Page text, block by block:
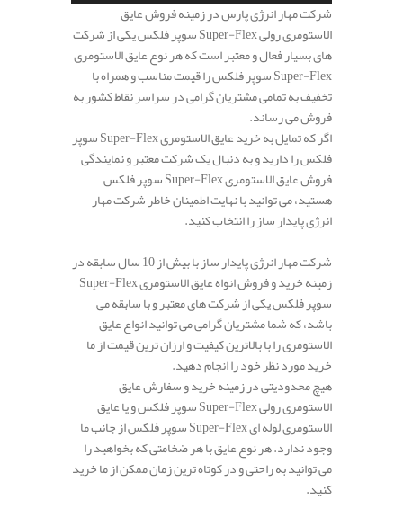
شرکت مهار انرژی پارس در زمینه فروش عایق
الاستومری رولی Super-Flex سوپر فلکس یکی از شرکت
های بسیار فعال و معتبر است که هر نوع عایق الاستومری
Super-Flex سوپر فلکس را قیمت مناسب و همراه با
تخفیف به تمامی مشتریان گرامی در سراسر نقاط کشور به
فروش می رساند.
اگر که تمایل به خرید عایق الاستومری Super-Flex سوپر
فلکس را دارید و به دنبال یک شرکت معتبر و نمایندگی
فروش عایق الاستومری Super-Flex سوپر فلکس
هستید، می توانید با نهایت اطمینان خاطر شرکت مهار
انرژی پایدار ساز را انتخاب کنید.
شرکت مهار انرژی پایدار ساز با بیش از 10 سال سابقه در
زمینه خرید و فروش انواه عایق الاستومری Super-Flex
سوپر فلکس یکی از شرکت های معتبر و با سابقه می
باشد، که شما مشتریان گرامی می توانید انواع عایق
الاستومری را با بالاترین کیفیت و ارزان ترین قیمت از ما
خرید مورد نظر خود را انجام دهید.
هیچ محدودیتی در زمینه خرید و سفارش عایق
الاستومری رولی Super-Flex سوپر فلکس و یا عایق
الاستومری لوله ای Super-Flex سوپر فلکس از جانب ما
وجود ندارد. هر نوع عایق با هر ضخامتی که بخواهید را
می توانید به راحتی و در کوتاه ترین زمان ممکن از ما خرید
کنید.